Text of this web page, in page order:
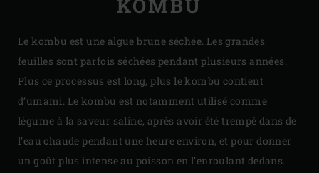
KOMBU
Le kombu est une algue brune séchée. Les grandes
feuilles sont parfois séchées pendant plusieurs années.
Plus ce processus est long, plus le kombu contient
d’umami. Le kombu est notamment utilisé comme
légume à la saveur saline, après avoir été trempé dans de
l’eau chaude pendant une heure environ, et pour donner
un goût plus intense au poisson en l’enroulant dedans.